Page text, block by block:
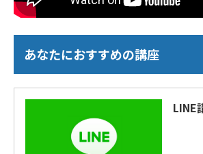
あなたにおすすめの講座
LINE